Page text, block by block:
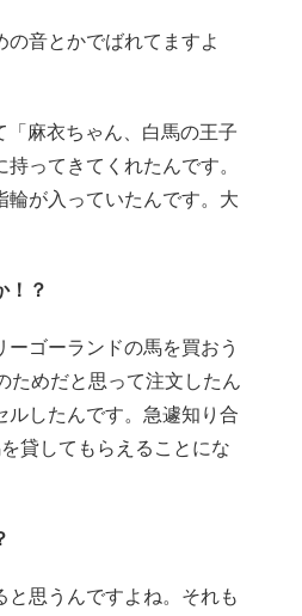
音とかでばれてますよ
「麻衣ちゃん、白馬の王子
ってきてくれたんです。
輪が入っていたんです。大
！？
ゴーランドの馬を買おう
ためだと思って注文したん
ルしたんです。急遽知り合
貸してもらえることにな
思うんですよね。それも